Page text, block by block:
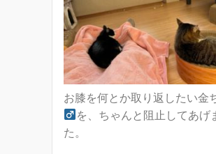
お膝を何とか取り返したい金
を、ちゃんと阻止してあげ
た。